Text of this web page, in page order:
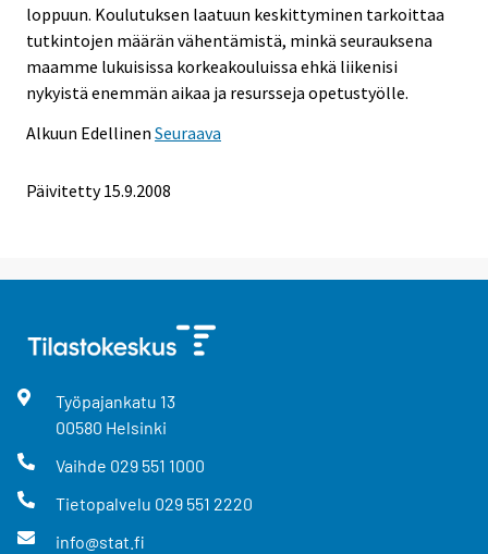
loppuun. Koulutuksen laatuun keskittyminen tarkoittaa
tutkintojen määrän vähentämistä, minkä seurauksena
maamme lukuisissa korkeakouluissa ehkä liikenisi
nykyistä enemmän aikaa ja resursseja opetustyölle.
Alkuun Edellinen Seuraava
Päivitetty15.9.2008
Työpajankatu 13
00580 Helsinki
Vaihde 029 551 1000
Tietopalvelu 029 551 2220
info@stat.fi